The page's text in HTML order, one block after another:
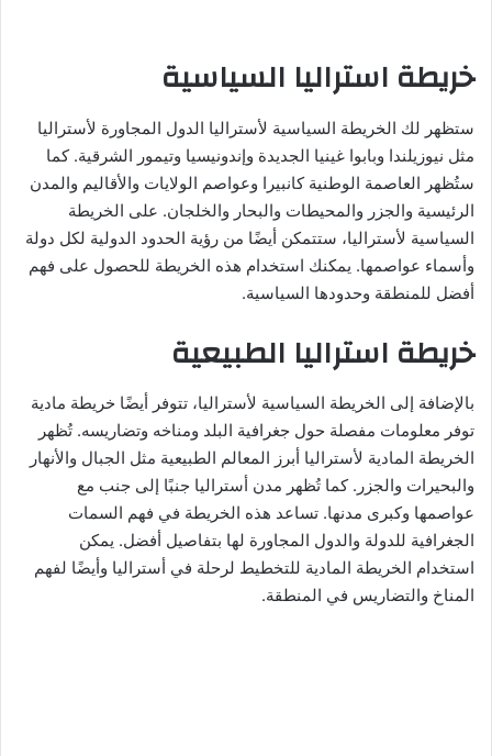
خريطة استراليا السياسية
ستظهر لك الخريطة السياسية لأستراليا الدول المجاورة لأستراليا
مثل نيوزيلندا وبابوا غينيا الجديدة وإندونيسيا وتيمور الشرقية. كما
ستُظهر العاصمة الوطنية كانبيرا وعواصم الولايات والأقاليم والمدن
الرئيسية والجزر والمحيطات والبحار والخلجان. على الخريطة
السياسية لأستراليا، ستتمكن أيضًا من رؤية الحدود الدولية لكل دولة
وأسماء عواصمها. يمكنك استخدام هذه الخريطة للحصول على فهم
أفضل للمنطقة وحدودها السياسية.
خريطة استراليا الطبيعية
بالإضافة إلى الخريطة السياسية لأستراليا، تتوفر أيضًا خريطة مادية
توفر معلومات مفصلة حول جغرافية البلد ومناخه وتضاريسه. تُظهر
الخريطة المادية لأستراليا أبرز المعالم الطبيعية مثل الجبال والأنهار
والبحيرات والجزر. كما تُظهر مدن أستراليا جنبًا إلى جنب مع
عواصمها وكبرى مدنها. تساعد هذه الخريطة في فهم السمات
الجغرافية للدولة والدول المجاورة لها بتفاصيل أفضل. يمكن
استخدام الخريطة المادية للتخطيط لرحلة في أستراليا وأيضًا لفهم
المناخ والتضاريس في المنطقة.